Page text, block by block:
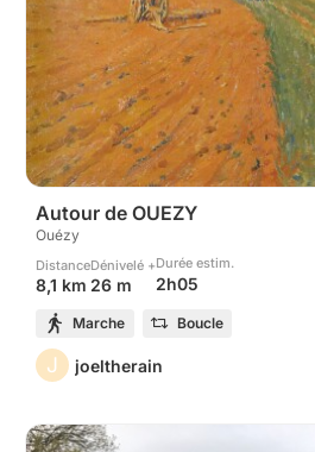
Autour de OUEZY
Ouézy
Distance
8,1 km
Dénivelé +
26 m
Durée estim.
2h05
Marche Boucle
J joeltherain